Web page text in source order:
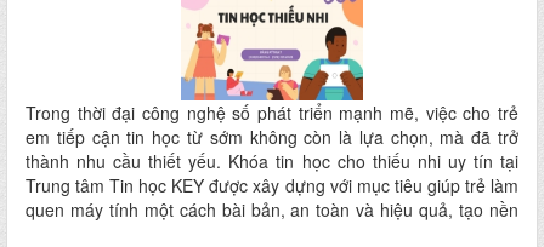
Trong thời đại công nghệ số phát triển mạnh mẽ, việc cho trẻ
em tiếp cận tin học từ sớm không còn là lựa chọn, mà đã trở
thành nhu cầu thiết yếu. Khóa tin học cho thiếu nhi uy tín tại
Trung tâm Tin học KEY được xây dựng với mục tiêu giúp trẻ làm
quen máy tính một cách bài bản, an toàn và hiệu quả, tạo nền